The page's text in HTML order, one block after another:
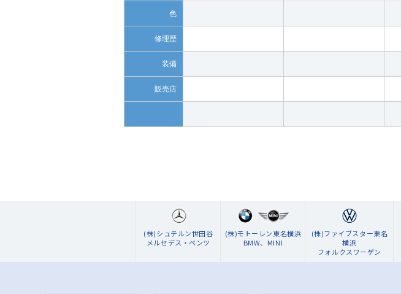
色
修理歴
装備
販売店
(株)シュテルン世田谷
メルセデス・ベンツ
(株)モトーレン東名横浜
BMW、MINI
(株)ファイブスター東名
横浜
フォルクスワーゲン